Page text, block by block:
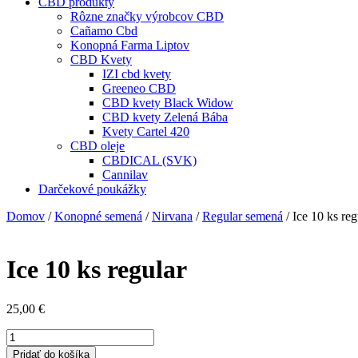
Rôzne značky výrobcov CBD
Cañamo Cbd
Konopná Farma Liptov
CBD Kvety
IZI cbd kvety
Greeneo CBD
CBD kvety Black Widow
CBD kvety Zelená Bába
Kvety Cartel 420
CBD oleje
CBDICAL (SVK)
Cannilav
Darčekové poukážky
Domov /Konopné semená /Nirvana /Regular semená / Ice 10 ks
Ice 10 ks regular
25,00 €
množstvo
IcePridať do košíka